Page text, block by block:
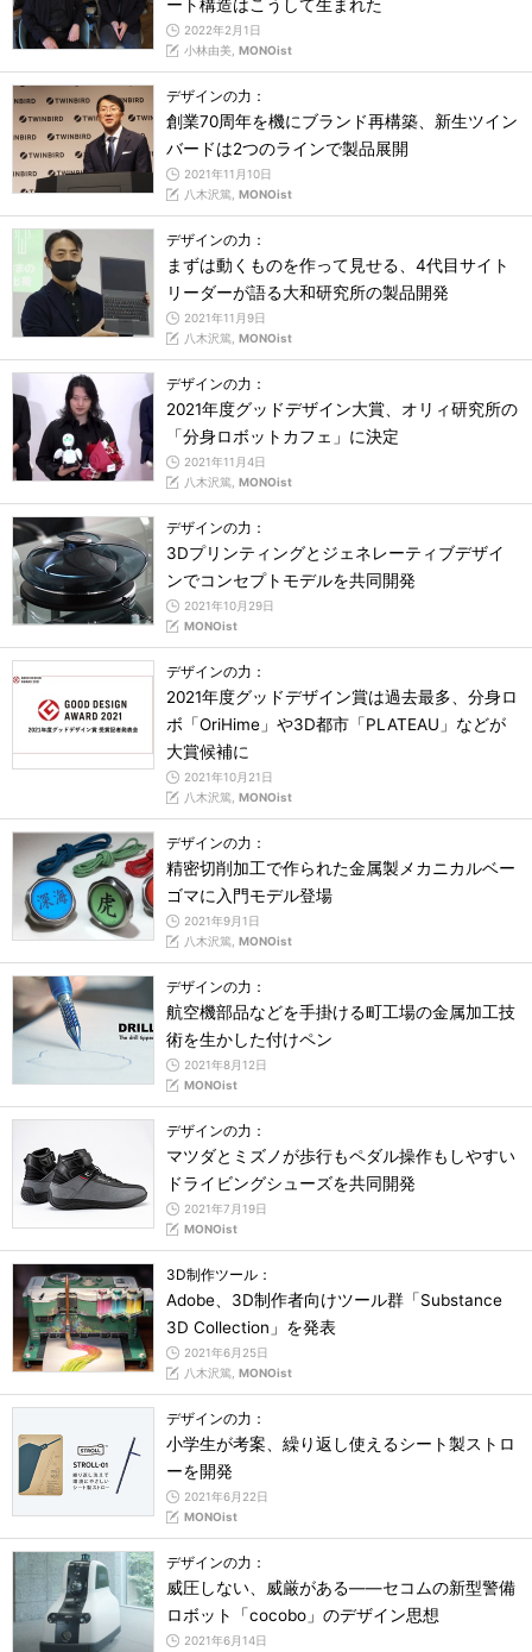
ート構造はこうして生まれた
2022年2月1日
小林由美, MONOist
デザインの力：
創業70周年を機にブランド再構築、新生ツイン
バードは2つのラインで製品展開
2021年11月10日
八木沢篤, MONOist
デザインの力：
まずは動くものを作って見せる、4代目サイト
リーダーが語る大和研究所の製品開発
2021年11月9日
八木沢篤, MONOist
デザインの力：
2021年度グッドデザイン大賞、オリィ研究所の
「分身ロボットカフェ」に決定
2021年11月4日
八木沢篤, MONOist
デザインの力：
3Dプリンティングとジェネレーティブデザイ
ンでコンセプトモデルを共同開発
2021年10月29日
MONOist
デザインの力：
2021年度グッドデザイン賞は過去最多、分身ロ
ボ「OriHime」や3D都市「PLATEAU」などが
大賞候補に
2021年10月21日
八木沢篤, MONOist
デザインの力：
精密切削加工で作られた金属製メカニカルベー
ゴマに入門モデル登場
2021年9月1日
八木沢篤, MONOist
デザインの力：
航空機部品などを手掛ける町工場の金属加工技
術を生かした付けペン
2021年8月12日
MONOist
デザインの力：
マツダとミズノが歩行もペダル操作もしやすい
ドライビングシューズを共同開発
2021年7月19日
MONOist
3D制作ツール：
Adobe、3D制作者向けツール群「Substance
3D Collection」を発表
2021年6月25日
八木沢篤, MONOist
デザインの力：
小学生が考案、繰り返し使えるシート製ストロ
ーを開発
2021年6月22日
MONOist
デザインの力：
威圧しない、威厳がある――セコムの新型警備
ロボット「cocobo」のデザイン思想
2021年6月14日